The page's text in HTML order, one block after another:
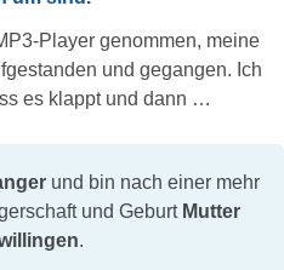
Player genommen, meine
und gegangen. Ich
es klappt und dann …
und bin nach einer mehr
und Geburt Mutter
.